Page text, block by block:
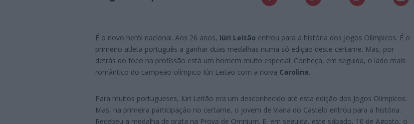
É o novo herói nacional. Aos 26 anos, Iúri Leitão entrou para a história dos Jogos Olímpicos. É o
primeiro atleta português a ganhar duas medalhas numa só edição deste certame. Mas, por
detrás do foco na profissão está um homem muito especial. Conheça, em seguida, o lado mais
romântico do campeão olímpico Iúri Leitão com a noiva Carolina.
Para muitos portugueses, Iúri Leitão era um desconhecido até esta edição dos Jogos Olímpicos.
Mas, na primeira participação no certame, o jovem de Viana do Castelo entrou para a história.
Recebeu a medalha de prata na Prova de Omnium. E, em seguida, este sábado, 10 de Agosto, o